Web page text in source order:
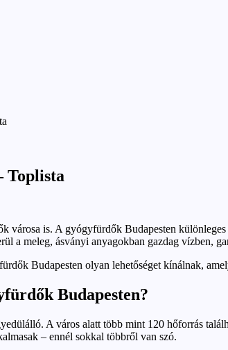
Toplista
városa is. A gyógyfürdők Budapesten
a meleg, ásványi anyagokban gazdag vízben,
Budapesten olyan lehetőséget kínálnak,
Budapesten?
A város alatt több mint 120 hőforrás
– ennél sokkal többről van szó.